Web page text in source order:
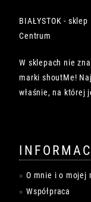
BIAŁYSTOK -
Centrum
W sklepach nie
marki shoutMe!
właśnie, na której
O mnie i o mojej
Współpraca